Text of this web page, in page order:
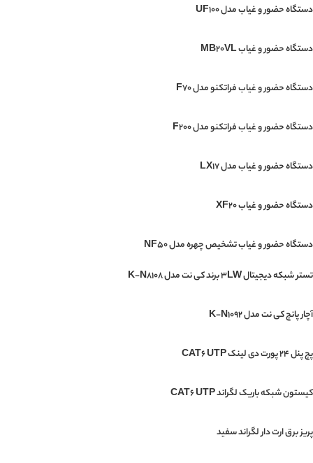
دستگاه حضور و غیاب مدل UF100
دستگاه حضور و غیاب MB20VL
دستگاه حضور و غیاب فراتکنو مدل F70
دستگاه حضور و غیاب فراتکنو مدل F200
دستگاه حضور و غیاب مدل LX17
دستگاه حضور و غیاب XF20
دستگاه حضور و غیاب تشخیص چهره مدل NF50
تستر شبکه دیجیتال 3LW برند کی نت مدل K-N8108
آچار پانچ کی نت مدل K-N1092
پچ پنل 24 پورت دی لینک CAT6 UTP
کیستون شبکه باریک لگراند CAT6 UTP
پریز برق ارت دار لگراند سفید